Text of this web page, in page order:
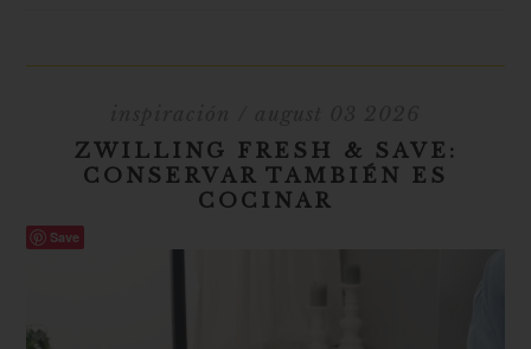
ZWILLING FRESH & SAVE:
CONSERVAR TAMBIÉN ES
COCINAR
Save